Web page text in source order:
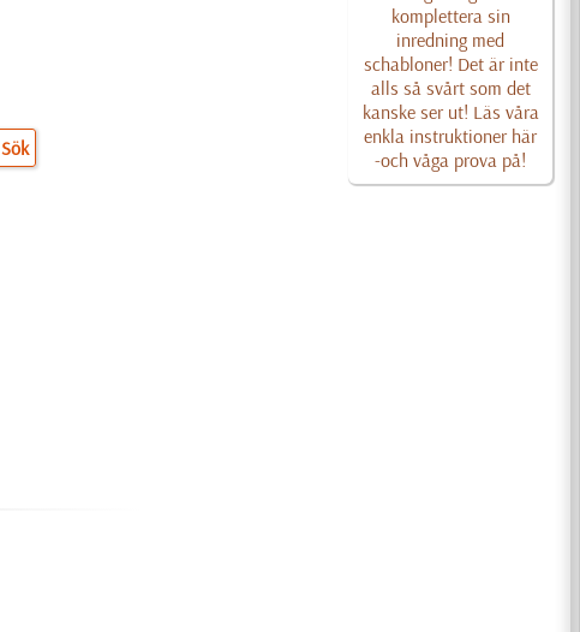
komplettera sin
inredning med
schabloner! Det är inte
alls så svårt som det
kanske ser ut! Läs våra
enkla instruktioner här
-och våga prova på!
Sök